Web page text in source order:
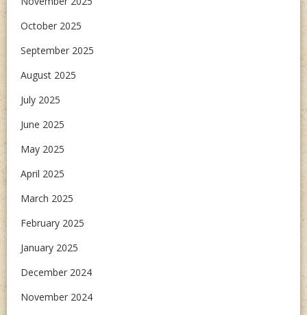
October 2025
September 2025
August 2025
July 2025
June 2025
May 2025
April 2025
March 2025
February 2025
January 2025
December 2024
November 2024